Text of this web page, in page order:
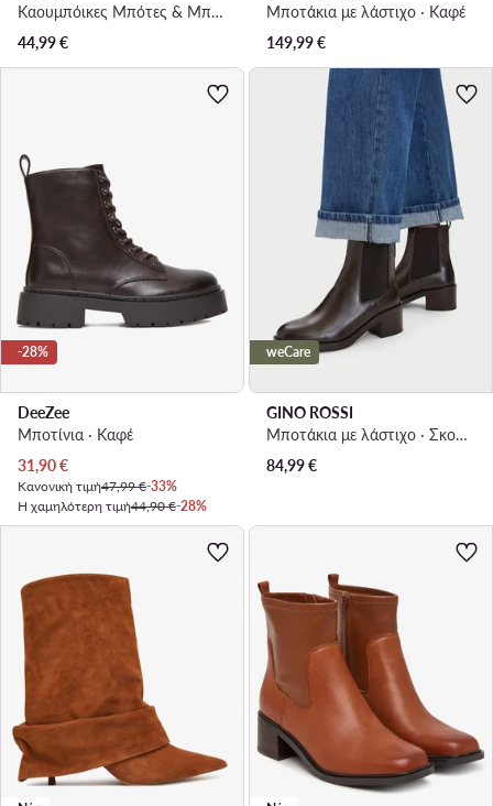
Καουμπόικες Μπότες & Μποτάκια · Καφέ · 5.5 cm
44,99€
Μποτάκια με λάστιχο · Καφέ
149,99€
-28%
DeeZee
Μποτίνια · Καφέ
Τρέχουσα τιμή
31,90€
Κανονική τιμή47,99 €-33%
Η χαμηλότερη τιμή44,90 €-28%
weCare
GINO ROSSI
Μποτάκια με λάστιχο · Σκούρο καφέ · 5.5 cm
84,99€